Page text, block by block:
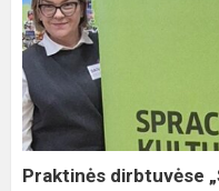
dirbtuvėse
„Surask–
atrask:
Vokietija
miniatiūrose...
Praktinės dirbtuvėse